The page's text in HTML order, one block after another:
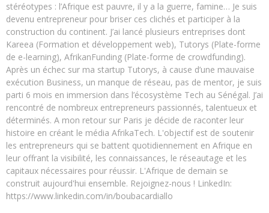
stéréotypes : l’Afrique est pauvre, il y a la guerre, famine… Je suis
devenu entrepreneur pour briser ces clichés et participer à la
construction du continent. J’ai lancé plusieurs entreprises dont
Kareea (Formation et développement web), Tutorys (Plate-forme
de e-learning), AfrikanFunding (Plate-forme de crowdfunding).
Après un échec sur ma startup Tutorys, à cause d’une mauvaise
exécution Business, un manque de réseau, pas de mentor, je suis
parti 6 mois en immersion dans l’écosystème Tech au Sénégal. J’ai
rencontré de nombreux entrepreneurs passionnés, talentueux et
déterminés. A mon retour sur Paris je décide de raconter leur
histoire en créant le média AfrikaTech. L'objectif est de soutenir
les entrepreneurs qui se battent quotidiennement en Afrique en
leur offrant la visibilité, les connaissances, le réseautage et les
capitaux nécessaires pour réussir. L'Afrique de demain se
construit aujourd'hui ensemble. Rejoignez-nous ! LinkedIn:
https://www.linkedin.com/in/boubacardiallo